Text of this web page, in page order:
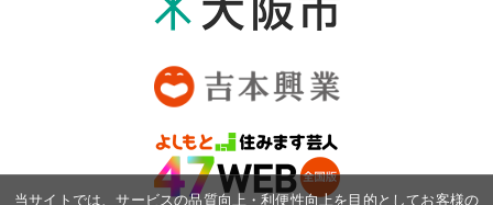
当サイトでは、サービスの品質向上・利便性向上を目的としてお客様の